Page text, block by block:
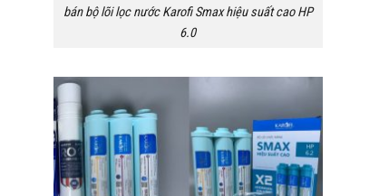
bán bộ lõi lọc nước Karofi Smax hiệu suất cao HP
6.0